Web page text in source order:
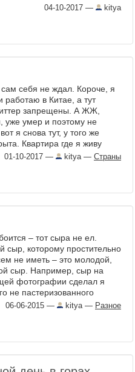
слишком много). Лучше я
...
04-10-2017 — kitya
себя не ждал. Короче, я
работаю в Китае, а тут
запрещены. А ЖЖ,
уже умер и поэтому не
я снова тут, у того же
Квартира где я живу
очень чистом и
воокруг ...
01-10-2017 — kitya— Страны
– тот сыра не ел.
сыр, которому простительно
не иметь – это молодой,
сыр. Например, сыр на
фотографии сделал я
не пастеризованного
коровы породы гернси.
килограммов ...
06-06-2015 — kitya— Разное